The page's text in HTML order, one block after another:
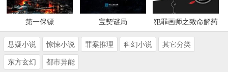
第一保镖 宝契谜局 犯罪画师之致命解药
悬疑小说 惊悚小说 罪案推理 科幻小说 其它分类
东方玄幻 都市异能